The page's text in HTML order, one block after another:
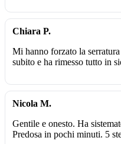
Chiara P.
Mi hanno forzato la
subito e ha rimesso tutto in
Nicola M.
Gentile e onesto. Ha
Predosa in pochi minuti. 5